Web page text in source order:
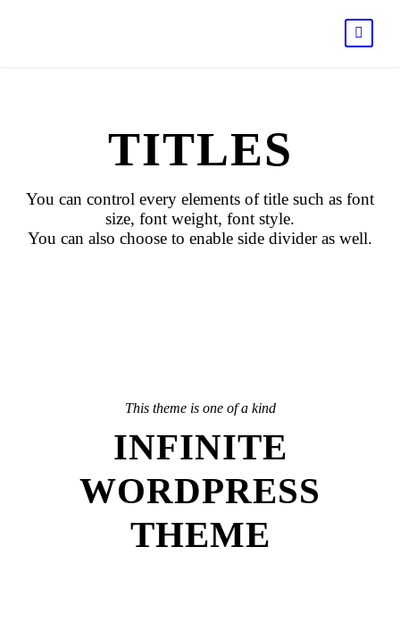
TITLES
You can control every elements of title such as font
size, font weight, font style.
You can also choose to enable side divider as well.
This theme is one of a kind
INFINITE
WORDPRESS
THEME